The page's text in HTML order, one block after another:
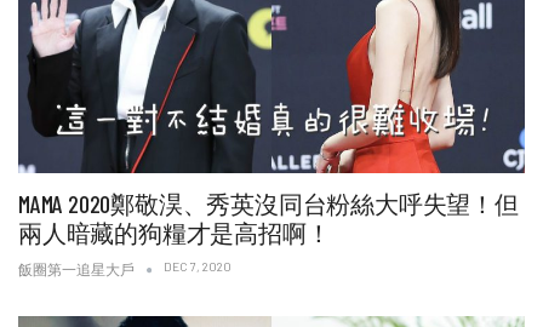
MAMA 2020鄭敬淏、秀英沒同台粉絲大呼失望！但
兩人暗藏的狗糧才是高招啊！
飯圈第一追星大戶 DEC 7, 2020